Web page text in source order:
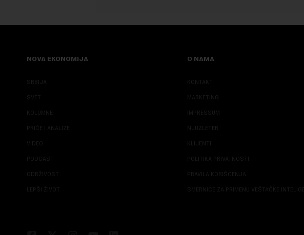
NOVA EKONOMIJA
SRBIJA
SVET
KOLUMNE
PRIČE I ANALIZE
VIDEO
PODCAST
ODRŽIVOST
LEPŠI ŽIVOT
O NAMA
KONTAKT
MARKETING
IMPRESSUM
NJUZLETER
KLIJENTI
POLITIKA PRIVATNOSTI
PRAVILA KORIŠĆENJA
SMERNICE ZA PRIMENU VEŠTAČKE